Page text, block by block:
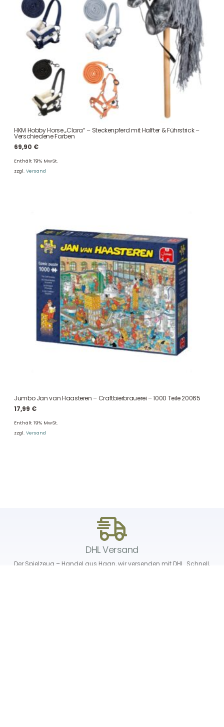
HKM Hobby Horse „Clara“ – Steckenpferd mit Halfter & Führstrick –
Verschiedene Farben
69,90 €
Enthält 19% MwSt.
zzgl. Versand
Jumbo Jan van Haasteren – Craftbierbrauerei – 1000 Teile 20065
17,99 €
Enthält 19% MwSt.
zzgl. Versand
DHL Versand
Der Spielzeug – Handel aus Haan, wir versenden mit DHL. Schnell,